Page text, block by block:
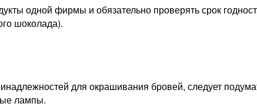
одной фирмы и обязательно проверять срок
шоколада).
для окрашивания бровей, следует
лампы.